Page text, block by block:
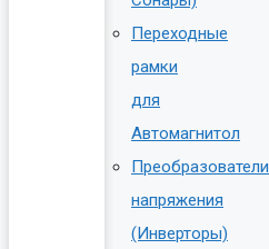
Переходные
рамки
для
Автомагнитол
Преобразователи
напряжения
(Инверторы)